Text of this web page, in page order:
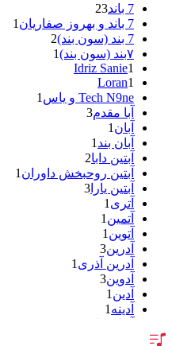
7 باند
23
7 باند و بهروز صفاریان
1
7 بند (سون بند)
2
۷بند (سون بند)
1
Idriz Sanie1
Loran1
Tech N9ne و یاس
1
آبا مقدم3
آبان 1
آبان بند 1
آبتین دابا2
آبتین روحبخش داوران 1
آبتین یارا 3
آتری 1
آتمین 1
آتوین 1
آدرین3
آدرین آذری 1
آدوین3
آدین 1
آدینه 1